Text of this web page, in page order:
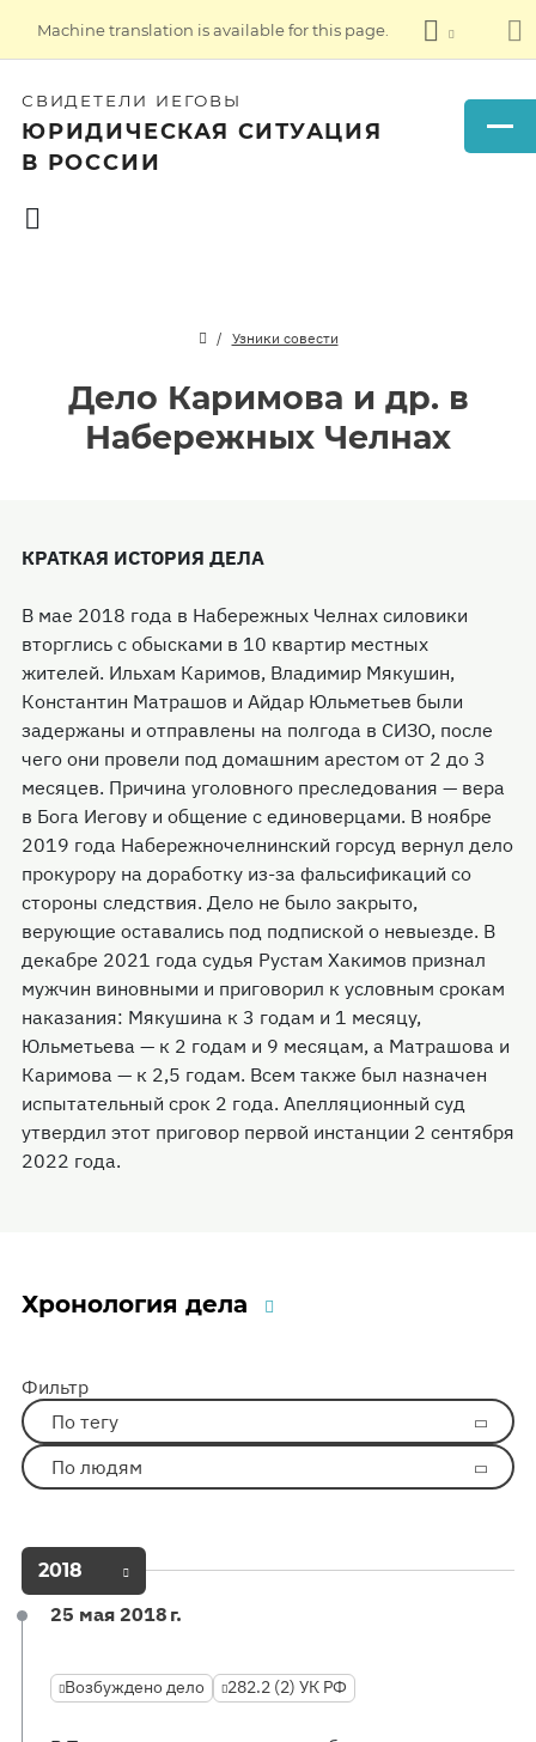
Machine translation is available for this page.
СВИДЕТЕЛИ ИЕГОВЫ
ЮРИДИЧЕСКАЯ СИТУАЦИЯ
В РОССИИ
Узники совести
Дело Каримова и др. в
Набережных Челнах
КРАТКАЯ ИСТОРИЯ ДЕЛА
В мае 2018 года в Набережных Челнах силовики
вторглись с обысками в 10 квартир местных
жителей. Ильхам Каримов, Владимир Мякушин,
Константин Матрашов и Айдар Юльметьев были
задержаны и отправлены на полгода в СИЗО, после
чего они провели под домашним арестом от 2 до 3
месяцев. Причина уголовного преследования — вера
в Бога Иегову и общение с единоверцами. В ноябре
2019 года Набережночелнинский горсуд вернул дело
прокурору на доработку из-за фальсификаций со
стороны следствия. Дело не было закрыто,
верующие оставались под подпиской о невыезде. В
декабре 2021 года судья Рустам Хакимов признал
мужчин виновными и приговорил к условным срокам
наказания: Мякушина к 3 годам и 1 месяцу,
Юльметьева — к 2 годам и 9 месяцам, а Матрашова и
Каримова — к 2,5 годам. Всем также был назначен
испытательный срок 2 года. Апелляционный суд
утвердил этот приговор первой инстанции 2 сентября
2022 года.
Хронология дела
Фильтр
По тегу
По людям
2018
25 мая 2018 г.
Возбуждено дело 282.2 (2) УК РФ